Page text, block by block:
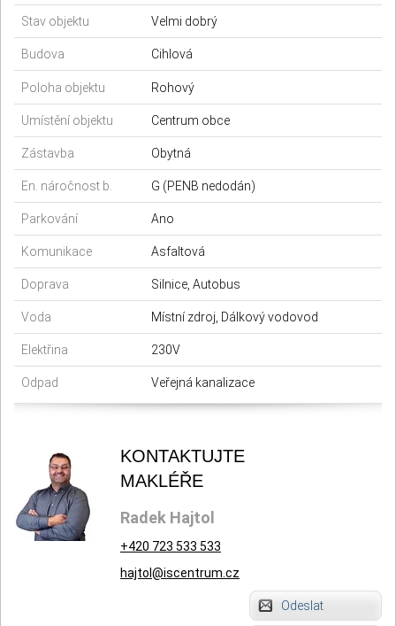
Stav objektu Velmi dobrý
Budova Cihlová
Typ domu Přízemní
Poloha objektu Rohový
Umístění objektu Centrum obce
Zástavba Obytná
En. náročnost b. G (PENB nedodán)
Parkování Ano
Komunikace Asfaltová
Doprava Silnice, Autobus
Voda Místní zdroj, Dálkový vodovod
Elektřina 230V
Odpad Veřejná kanalizace
KONTAKTUJTE
MAKLÉŘE
Radek Hajtol
+420 723 533 533
hajtol@iscentrum.cz
Odeslat